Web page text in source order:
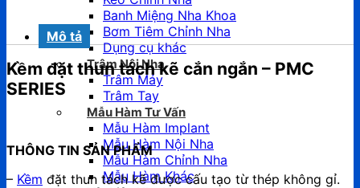
Banh Miệng Nha Khoa
Bơm Tiêm Chỉnh Nha
Dụng cụ khác
Trâm Nội Nha
Trâm Máy
Trâm Tay
Mẫu Hàm Tư Vấn
Mẫu Hàm Implant
Mẫu Hàm Nội Nha
Mẫu Hàm Chỉnh Nha
Mẫu Hàm Khác
Mô tả
Kềm đặt thun tách kẽ cắn ngắn – PMC
SERIES
THÔNG TIN SẢN PHẨM
– Kềm đặt thun tách kẽ được cấu tạo từ thép không gỉ.